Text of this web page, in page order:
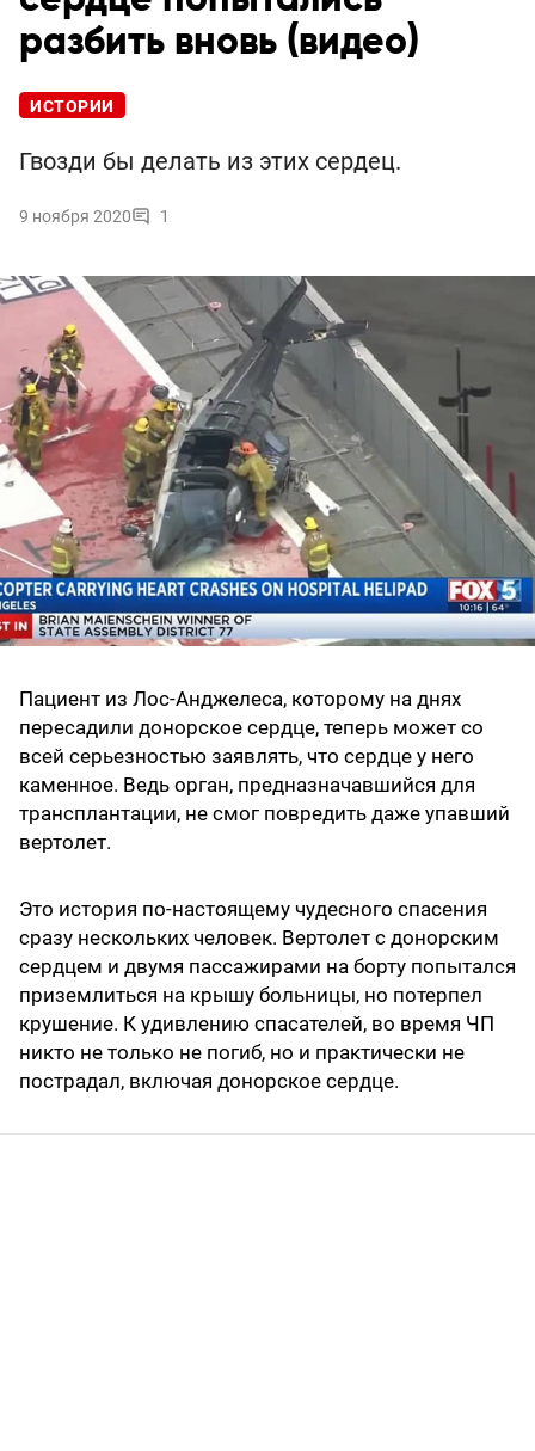
разбить вновь (видео)
ИСТОРИИ
Гвозди бы делать из этих сердец.
9 ноября 2020 1
Пациент из Лос-Анджелеса, которому на днях
пересадили донорское сердце, теперь может со
всей серьезностью заявлять, что сердце у него
каменное. Ведь орган, предназначавшийся для
трансплантации, не смог повредить даже упавший
вертолет.
Это история по-настоящему чудесного спасения
сразу нескольких человек. Вертолет с донорским
сердцем и двумя пассажирами на борту попытался
приземлиться на крышу больницы, но потерпел
крушение. К удивлению спасателей, во время ЧП
никто не только не погиб, но и практически не
пострадал, включая донорское сердце.